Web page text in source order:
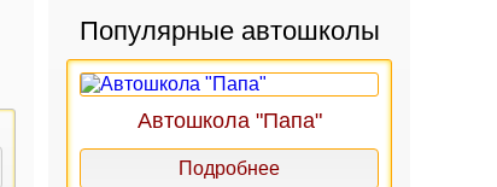
Популярные автошколы
Автошкола "Папа"
Подробнее